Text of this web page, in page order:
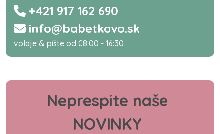
+421 917 162 690
info@babetkovo.sk
volaje & píšte od 08:00 - 16:30
Neprespite naše
NOVINKY